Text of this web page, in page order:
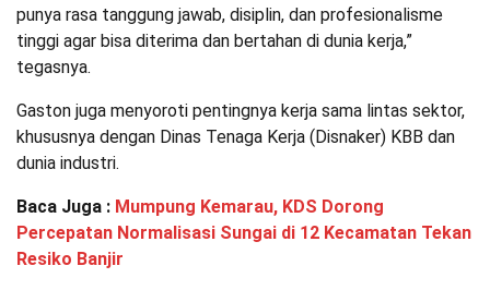
punya rasa tanggung jawab, disiplin, dan profesionalisme
tinggi agar bisa diterima dan bertahan di dunia kerja,”
tegasnya.
Gaston juga menyoroti pentingnya kerja sama lintas sektor,
khususnya dengan Dinas Tenaga Kerja (Disnaker) KBB dan
dunia industri.
Baca Juga : Mumpung Kemarau, KDS Dorong
Percepatan Normalisasi Sungai di 12 Kecamatan Tekan
Resiko Banjir